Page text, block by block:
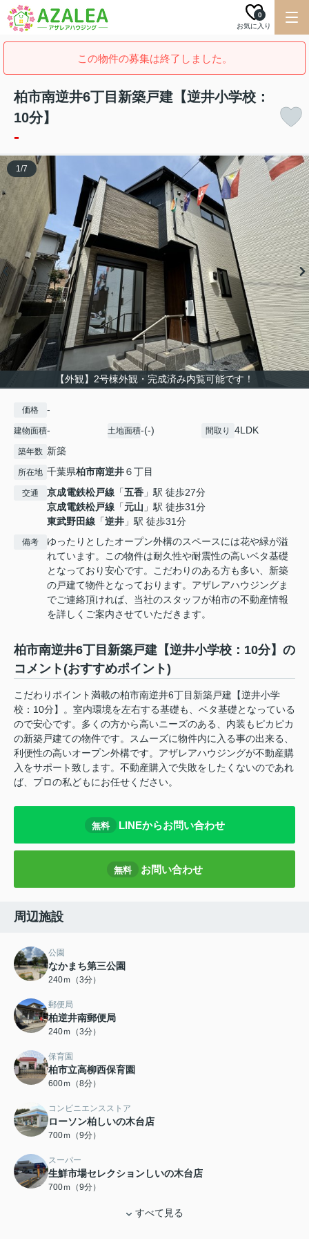
お気に入り
0
この物件の募集は終了しました。
柏市南逆井6丁目新築戸建【逆井小学校：
10分】
-
【外観】2号棟外観・完成済み内覧可能です！
1/7
価格 -
建物面積- 土地面積-(-) 間取り 4LDK
築年数 新築
所在地 千葉県柏市南逆井６丁目
交通 京成電鉄松戸線 「五香 」駅 徒歩27分
京成電鉄松戸線 「元山 」駅 徒歩31分
東武野田線 「逆井 」駅 徒歩31分
備考
ゆったりとしたオープン外構のスペースには花や緑が溢
れています。この物件は耐久性や耐震性の高いベタ基礎
となっており安心です。こだわりのある方も多い、新築
の戸建て物件となっております。アザレアハウジングま
でご連絡頂ければ、当社のスタッフが柏市の不動産情報
を詳しくご案内させていただきます。
柏市南逆井6丁目新築戸建【逆井小学校：10分】の
コメント(おすすめポイント)
こだわりポイント満載の柏市南逆井6丁目新築戸建【逆井小学
校：10分】。室内環境を左右する基礎も、ベタ基礎となっている
ので安心です。多くの方から高いニーズのある、内装もピカピカ
の新築戸建ての物件です。スムーズに物件内に入る事の出来る、
利便性の高いオープン外構です。アザレアハウジングが不動産購
入をサポート致します。不動産購入で失敗をしたくないのであれ
ば、プロの私どもにお任せください。
無料 LINEからお問い合わせ
無料 お問い合わせ
周辺施設
公園
なかまち第三公園
240ｍ（3分）
郵便局
柏逆井南郵便局
240ｍ（3分）
保育園
柏市立高柳西保育園
600ｍ（8分）
コンビニエンスストア
ローソン柏しいの木台店
700ｍ（9分）
スーパー
生鮮市場セレクションしいの木台店
700ｍ（9分）
すべて見る